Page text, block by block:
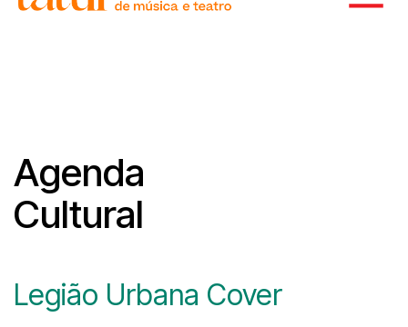
Agenda
Cultural
Legião Urbana Cover